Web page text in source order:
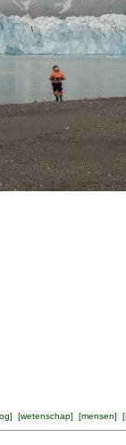
] [wetenschap] [mensen] [